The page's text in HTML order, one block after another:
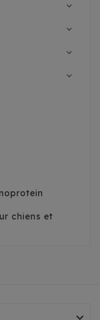
expand_more
expand_more
expand_more
expand_more
chiens et